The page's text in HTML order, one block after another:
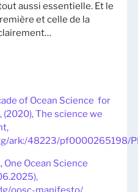
aussi essentielle. Et le
et celle de la
of Ocean Science for
The science we
ark:/48223/pf0000265198/
One Ocean Science